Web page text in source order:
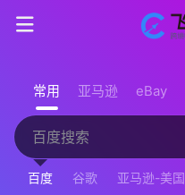
常用 亚马逊 eBay
百度 谷歌 亚马逊-美国